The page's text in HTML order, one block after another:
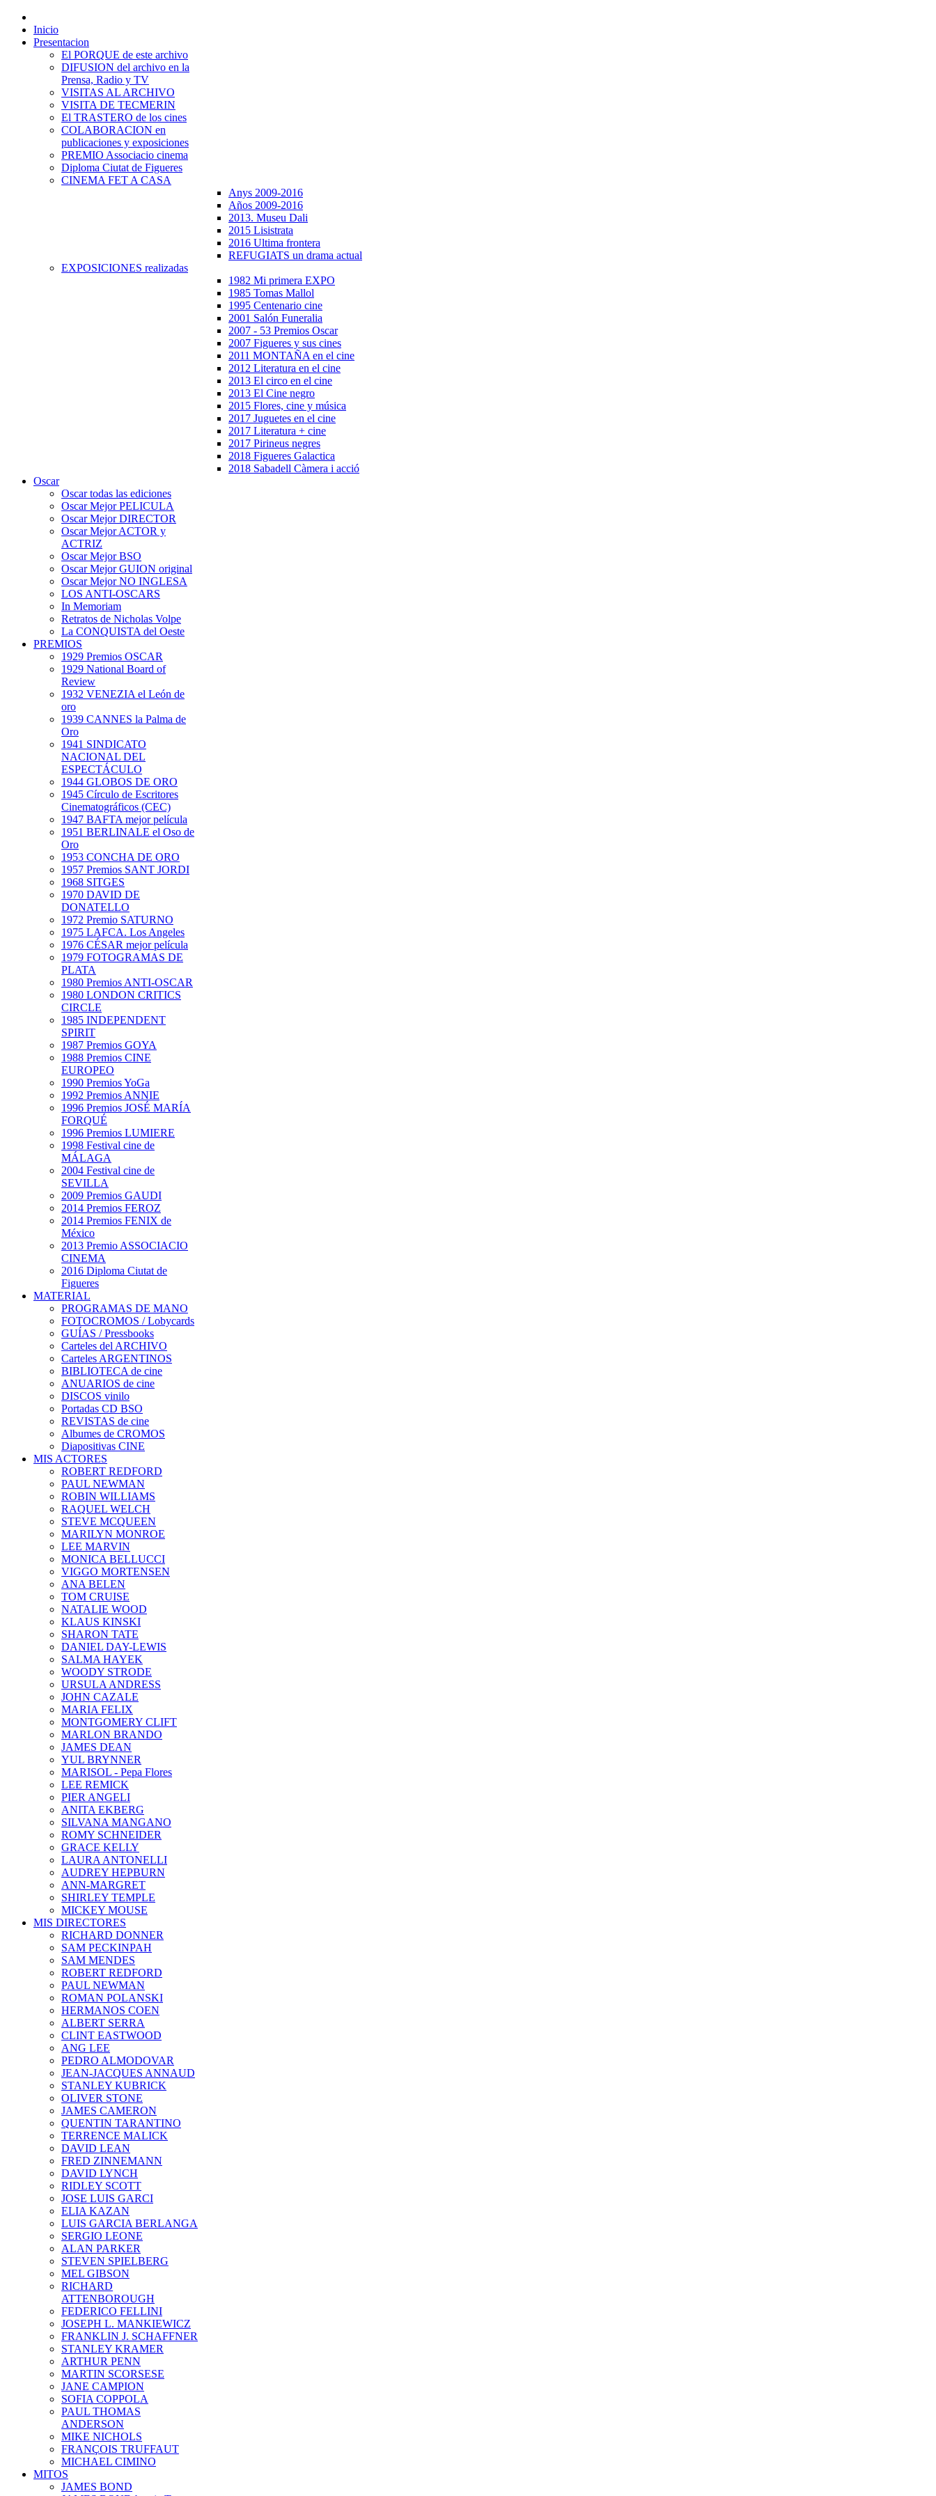
Inicio
Presentacion
El PORQUE de este archivo
DIFUSION del archivo en la
Prensa, Radio y TV
VISITAS AL ARCHIVO
VISITA DE TECMERIN
El TRASTERO de los cines
COLABORACION en
publicaciones y exposiciones
PREMIO Associacio cinema
Diploma Ciutat de Figueres
CINEMA FET A CASA
Anys 2009-2016
Años 2009-2016
2013. Museu Dali
2015 Lisistrata
2016 Ultima frontera
REFUGIATS un drama actual
EXPOSICIONES realizadas
1982 Mi primera EXPO
1985 Tomas Mallol
1995 Centenario cine
2001 Salón Funeralia
2007 - 53 Premios Oscar
2007 Figueres y sus cines
2011 MONTAÑA en el cine
2012 Literatura en el cine
2013 El circo en el cine
2013 El Cine negro
2015 Flores, cine y música
2017 Juguetes en el cine
2017 Literatura + cine
2017 Pirineus negres
2018 Figueres Galactica
2018 Sabadell Càmera i acció
Oscar
Oscar todas las ediciones
Oscar Mejor PELICULA
Oscar Mejor DIRECTOR
Oscar Mejor ACTOR y
ACTRIZ
Oscar Mejor BSO
Oscar Mejor GUION original
Oscar Mejor NO INGLESA
LOS ANTI-OSCARS
In Memoriam
Retratos de Nicholas Volpe
La CONQUISTA del Oeste
PREMIOS
1929 Premios OSCAR
1929 National Board of
Review
1932 VENEZIA el León de
oro
1939 CANNES la Palma de
Oro
1941 SINDICATO
NACIONAL DEL
ESPECTÁCULO
1944 GLOBOS DE ORO
1945 Círculo de Escritores
Cinematográficos (CEC)
1947 BAFTA mejor película
1951 BERLINALE el Oso de
Oro
1953 CONCHA DE ORO
1957 Premios SANT JORDI
1968 SITGES
1970 DAVID DE
DONATELLO
1972 Premio SATURNO
1975 LAFCA. Los Angeles
1976 CÉSAR mejor película
1979 FOTOGRAMAS DE
PLATA
1980 Premios ANTI-OSCAR
1980 LONDON CRITICS
CIRCLE
1985 INDEPENDENT
SPIRIT
1987 Premios GOYA
1988 Premios CINE
EUROPEO
1990 Premios YoGa
1992 Premios ANNIE
1996 Premios JOSÉ MARÍA
FORQUÉ
1996 Premios LUMIERE
1998 Festival cine de
MÁLAGA
2004 Festival cine de
SEVILLA
2009 Premios GAUDI
2014 Premios FEROZ
2014 Premios FENIX de
México
2013 Premio ASSOCIACIO
CINEMA
2016 Diploma Ciutat de
Figueres
MATERIAL
PROGRAMAS DE MANO
FOTOCROMOS / Lobycards
GUÍAS / Pressbooks
Carteles del ARCHIVO
Carteles ARGENTINOS
BIBLIOTECA de cine
ANUARIOS de cine
DISCOS vinilo
Portadas CD BSO
REVISTAS de cine
Albumes de CROMOS
Diapositivas CINE
MIS ACTORES
ROBERT REDFORD
PAUL NEWMAN
ROBIN WILLIAMS
RAQUEL WELCH
STEVE MCQUEEN
MARILYN MONROE
LEE MARVIN
MONICA BELLUCCI
VIGGO MORTENSEN
ANA BELEN
TOM CRUISE
NATALIE WOOD
KLAUS KINSKI
SHARON TATE
DANIEL DAY-LEWIS
SALMA HAYEK
WOODY STRODE
URSULA ANDRESS
JOHN CAZALE
MARIA FELIX
MONTGOMERY CLIFT
MARLON BRANDO
JAMES DEAN
YUL BRYNNER
MARISOL - Pepa Flores
LEE REMICK
PIER ANGELI
ANITA EKBERG
SILVANA MANGANO
ROMY SCHNEIDER
GRACE KELLY
LAURA ANTONELLI
AUDREY HEPBURN
ANN-MARGRET
SHIRLEY TEMPLE
MICKEY MOUSE
MIS DIRECTORES
RICHARD DONNER
SAM PECKINPAH
SAM MENDES
ROBERT REDFORD
PAUL NEWMAN
ROMAN POLANSKI
HERMANOS COEN
ALBERT SERRA
CLINT EASTWOOD
ANG LEE
PEDRO ALMODOVAR
JEAN-JACQUES ANNAUD
STANLEY KUBRICK
OLIVER STONE
JAMES CAMERON
QUENTIN TARANTINO
TERRENCE MALICK
DAVID LEAN
FRED ZINNEMANN
DAVID LYNCH
RIDLEY SCOTT
JOSE LUIS GARCI
ELIA KAZAN
LUIS GARCIA BERLANGA
SERGIO LEONE
ALAN PARKER
STEVEN SPIELBERG
MEL GIBSON
RICHARD
ATTENBOROUGH
FEDERICO FELLINI
JOSEPH L. MANKIEWICZ
FRANKLIN J. SCHAFFNER
STANLEY KRAMER
ARTHUR PENN
MARTIN SCORSESE
JANE CAMPION
SOFIA COPPOLA
PAUL THOMAS
ANDERSON
MIKE NICHOLS
FRANÇOIS TRUFFAUT
MICHAEL CIMINO
MITOS
JAMES BOND